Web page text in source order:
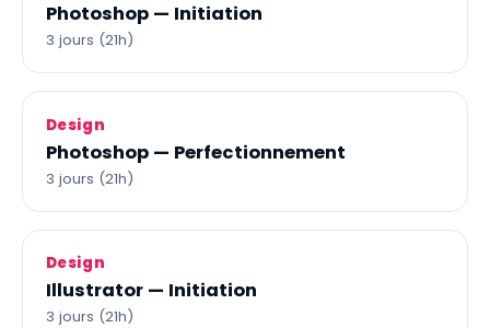
Photoshop — Initiation
3 jours (21h)
Design
Photoshop — Perfectionnement
3 jours (21h)
Design
Illustrator — Initiation
3 jours (21h)